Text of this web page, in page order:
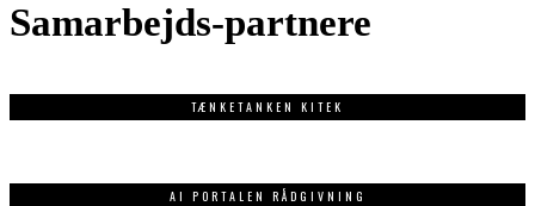
Samarbejds-partnere
TÆNKETANKEN KITEK
AI PORTALEN RÅDGIVNING